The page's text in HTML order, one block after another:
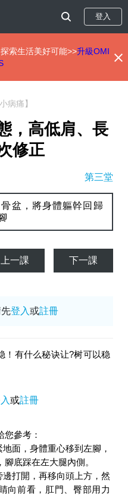
登入
索生活美好可能>>升級OMI
病痛】
，高低肩、長
修正
第三堂
盆，將身體軀幹回歸
上一課 下一課
登入或註冊
！有什么秘诀让?树可以稳
或註冊
您參考：
面，身體重心移到左腳，
底踩在左大腿內側。
邊打開，再移向頭上方，然
向前看，肛門、臀部用力